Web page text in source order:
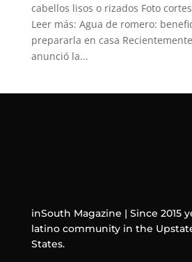
cabellos lisos o rizados Foto
Leer más: Agua de romero:
prepararla en casa
anunció la...
inSouth Magazine | Since 2015
latino community in the
States.